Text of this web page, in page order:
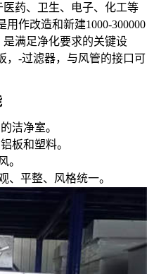
药、卫生、电子、化工等
作改造和新建1000-300000
满足净化要求的关键设
，-过滤器，与风管的接口可
洁净室。
板和塑料。
。
、平整、风格统一。